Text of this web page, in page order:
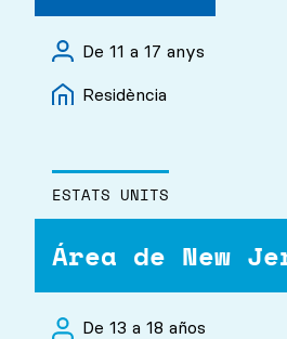
De 11 a 17 anys
Residència
ESTATS UNITS
Área de New
De 13 a 18 años